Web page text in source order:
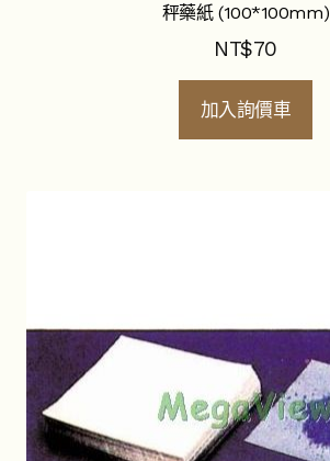
秤藥紙 (100*100mm)
NT$70
加入詢價車